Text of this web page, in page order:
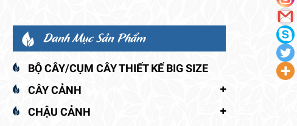
Danh Mục Sản Phẩm
BỘ CÂY/CỤM CÂY THIẾT KẾ BIG SIZE
CÂY CẢNH
CHẬU CẢNH